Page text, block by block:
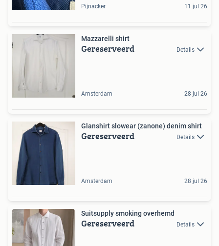
Pijnacker 11 jul 26
Mazzarelli shirt
Gereserveerd Details
Amsterdam 28 jul 26
Glanshirt slowear (zanone) denim shirt
Gereserveerd Details
Amsterdam 28 jul 26
Suitsupply smoking overhemd
Gereserveerd Details